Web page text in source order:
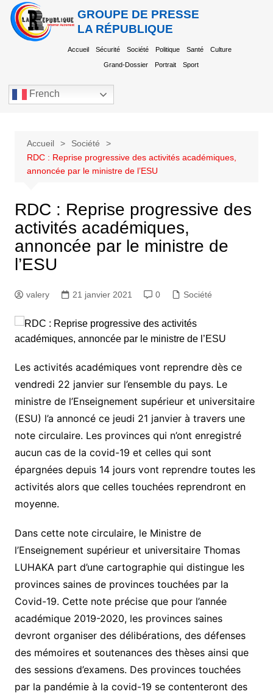
GROUPE DE PRESSE
LA RÉPUBLIQUE
Accueil Sécurité Société Politique Santé Culture
Grand-Dossier Portrait Sport
French
Accueil
Société
RDC : Reprise progressive des activités académiques,
annoncée par le ministre de l’ESU
RDC : Reprise progressive des
activités académiques,
annoncée par le ministre de
l’ESU
valery 21 janvier 2021 0 Société
Les activités académiques vont reprendre dès ce
vendredi 22 janvier sur l’ensemble du pays. Le
ministre de l’Enseignement supérieur et universitaire
(ESU) l’a annoncé ce jeudi 21 janvier à travers une
note circulaire. Les provinces qui n’ont enregistré
aucun cas de la covid-19 et celles qui sont
épargnées depuis 14 jours vont reprendre toutes les
activités alors que celles touchées reprendront en
moyenne.
Dans cette note circulaire, le Ministre de
l’Enseignement supérieur et universitaire Thomas
LUHAKA part d’une cartographie qui distingue les
provinces saines de provinces touchées par la
Covid-19. Cette note précise que pour l’année
académique 2019-2020, les provinces saines
devront organiser des délibérations, des défenses
des mémoires et soutenances des thèses ainsi que
des sessions d’examens. Des provinces touchées
par la pandémie à la covid-19 se contenteront des